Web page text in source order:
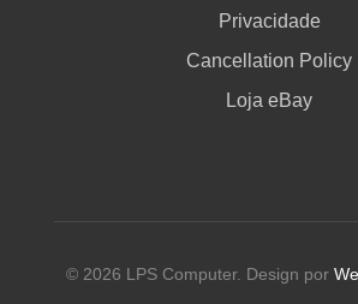
Privacidade
Cancellation Policy
Loja eBay
© 2026 LPS Computer. Design por